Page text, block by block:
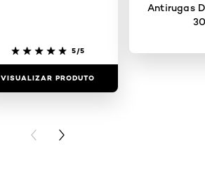
5/5
VISUALIZAR PRODUTO
Antirugas
PREVIOUS CARD
NEXT CARD